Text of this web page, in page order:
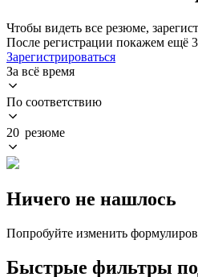
Чтобы видеть все резюме,
После регистрации покажем ещё
Зарегистрироваться
За всё время
По соответствию
20 резюме
Ничего не нашлось
Попробуйте изменить
Быстрые фильтры